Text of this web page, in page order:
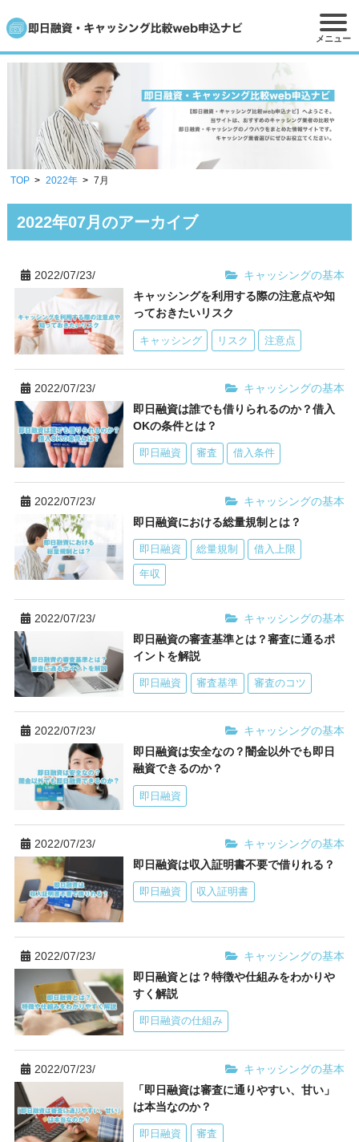
メニュー
TOP 2022年 7月
2022年07月のアーカイブ
キャッシングの基本
2022/07/23/
キャッシングを利用する際の注意点や知
っておきたいリスク
キャッシング リスク 注意点
キャッシングの基本
2022/07/23/
即日融資は誰でも借りられるのか？借入
OKの条件とは？
即日融資 審査 借入条件
キャッシングの基本
2022/07/23/
即日融資における総量規制とは？
即日融資 総量規制 借入上限
年収
キャッシングの基本
2022/07/23/
即日融資の審査基準とは？審査に通るポ
イントを解説
即日融資 審査基準 審査のコツ
キャッシングの基本
2022/07/23/
即日融資は安全なの？闇金以外でも即日
融資できるのか？
即日融資
キャッシングの基本
2022/07/23/
即日融資は収入証明書不要で借りれる？
即日融資 収入証明書
キャッシングの基本
2022/07/23/
即日融資とは？特徴や仕組みをわかりや
すく解説
即日融資の仕組み
キャッシングの基本
2022/07/23/
「即日融資は審査に通りやすい、甘い」
は本当なのか？
即日融資 審査